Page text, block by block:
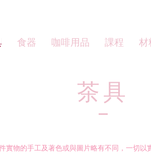
食器 咖啡用品 課程 材
​​茶具
實物的手工及著色或與圖片略有不同，一切以